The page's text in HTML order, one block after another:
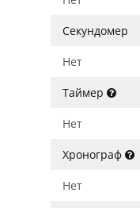
Секундомер
Нет
Таймер
Нет
Хронограф
Нет